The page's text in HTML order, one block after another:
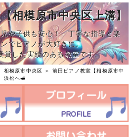
相模原市中央区上溝】
や子供も安心！ 丁寧な指導と楽
でピアノが大好きに。
賞した実績のある教室です。
相模原市中央区 ＞ 前田ピアノ教室【相模原市中
浜松へ🚅